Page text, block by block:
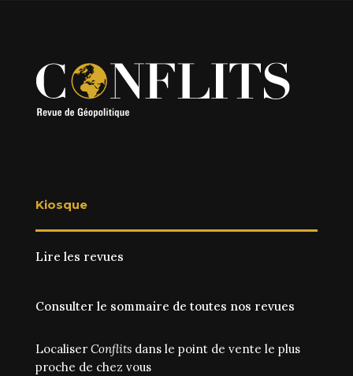
Kiosque
Lire les revues
Consulter le sommaire de toutes nos revues
Localiser Conflitsdans le point de vente le plus
proche de chez vous